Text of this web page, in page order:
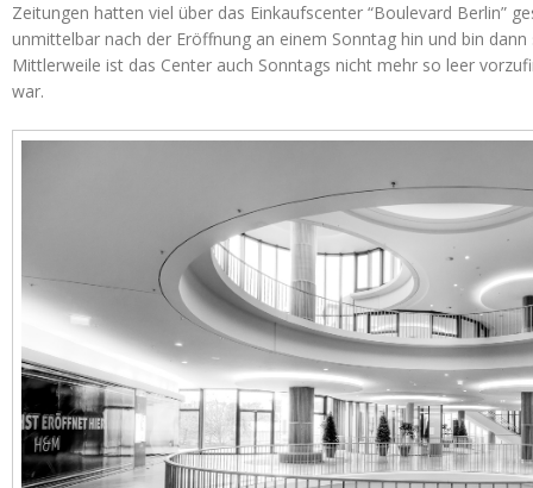
Zeitungen hatten viel über das Einkaufscenter “Boulevard Berlin”
unmittelbar nach der Eröffnung an einem Sonntag hin und bin
Mittlerweile ist das Center auch Sonntags nicht mehr so leer
war.